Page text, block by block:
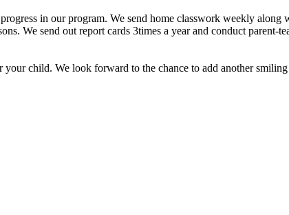
in our program. We send home classwork weekly
We send out report cards 3times a year and conduct
child. We look forward to the chance to add another